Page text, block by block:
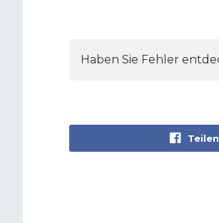
Haben Sie Fehler
Teilen